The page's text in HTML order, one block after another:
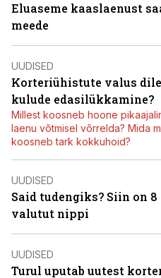
Eluaseme kaaslaenust
meede
UUDISED
Korteriühistute valus
kulude edasilükkamine?
Millest koosneb hoone
laenu võtmisel võrrelda? Mida
koosneb tark kokkuhoid?
UUDISED
Said tudengiks? Siin on
valutut nippi
UUDISED
Turul uputab uutest